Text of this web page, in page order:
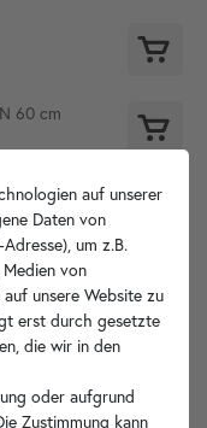
60 cm
auf unserer
Daten von
um z.B.
von
unsere Website zu
erst durch gesetzte
die wir in den
oder aufgrund
Zustimmung kann